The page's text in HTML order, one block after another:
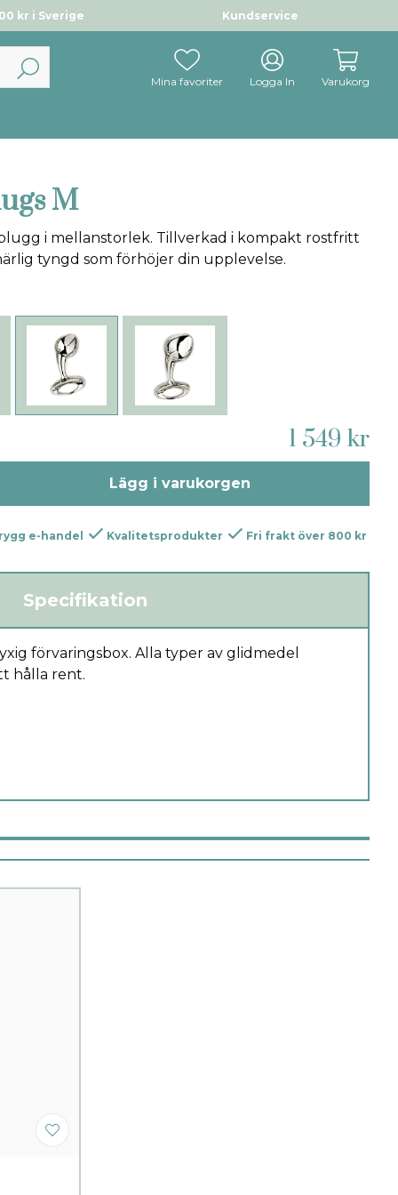
Kundservice
kr i Sverige
Mina favoriter Logga In Varukorg
M
i mellanstorlek. Tillverkad i kompakt rostfritt
tyngd som förhöjer din upplevelse.
1 549 kr
Lägg i varukorgen
e-handel Kvalitetsprodukter Fri frakt över 800 kr
Specifikation
förvaringsbox. Alla typer av glidmedel
hålla rent.